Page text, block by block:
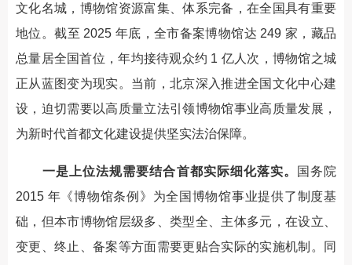
文化名城，博物馆资源富集、体系完备，在全国具有重要
地位。截至 2025 年底，全市备案博物馆达 249 家，藏品
总量居全国首位，年均接待观众约 1 亿人次，博物馆之城
正从蓝图变为现实。当前，北京深入推进全国文化中心建
设，迫切需要以高质量立法引领博物馆事业高质量发展，
为新时代首都文化建设提供坚实法治保障。
一是上位法规需要结合首都实际细化落实。
国务院
2015 年《博物馆条例》为全国博物馆事业提供了制度基
础，但本市博物馆层级多、类型全、主体多元，在设立、
变更、终止、备案等方面需要更贴合实际的实施机制。同